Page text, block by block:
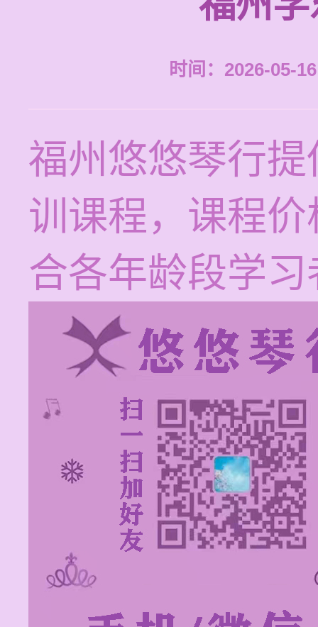
时间：2026-05-
福州悠悠琴行
训课程，课程
合各年龄段学习